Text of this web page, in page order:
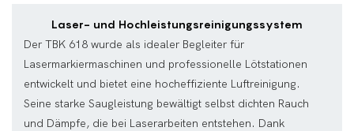
Laser- und Hochleistungsreinigungssystem
Der TBK 618 wurde als idealer Begleiter für
Lasermarkiermaschinen und professionelle Lötstationen
entwickelt und bietet eine hocheffiziente Luftreinigung.
Seine starke Saugleistung bewältigt selbst dichten Rauch
und Dämpfe, die bei Laserarbeiten entstehen. Dank